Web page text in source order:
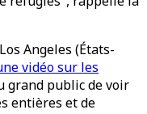
Angeles (États-
vidéo sur les
grand public de voir
entières et de